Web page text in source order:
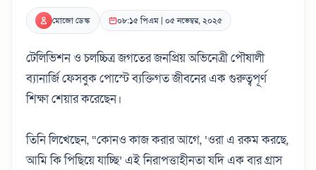
মোজো ডেস্ক ০৮:১৫ পিএম | ০৫ নভেম্বর, ২০২৫
টেলিভিশন ও চলচ্চিত্র জগতের জনপ্রিয় অভিনেত্রী পৌষালী
ব্যানার্জি ফেসবুক পোস্টে ব্যক্তিগত জীবনের এক গুরুত্বপূর্ণ
শিক্ষা শেয়ার করেছেন।
তিনি লিখেছেন, “কোনও কাজ করার আগে, ‘ওরা এ রকম করছে,
আমি কি পিছিয়ে যাচ্ছি’ এই নিরাপত্তাহীনতা যদি এক বার গ্রাস